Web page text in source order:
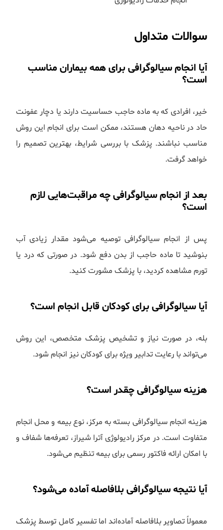
سوالات متداول
آیا انجام سیالوگرافی برای همه بیماران مناسب
است؟
خیر، افرادی که به ماده حاجب حساسیت دارند یا دچار عفونت
حاد در ناحیه دهان هستند، ممکن است برای انجام این روش
مناسب نباشند. پزشک با بررسی شرایط، بهترین تصمیم را
خواهد گرفت.
بعد از انجام سیالوگرافی چه مراقبت‌هایی لازم
است؟
پس از انجام سیالوگرافی توصیه می‌شود مقدار زیادی آب
بنوشید تا ماده حاجب از بدن دفع شود. در صورتی که درد یا
تورم مشاهده کردید، با پزشک مشورت کنید.
آیا سیالوگرافی برای کودکان قابل انجام است؟
بله، در صورت نیاز و تشخیص پزشک متخصص، این روش
می‌تواند با رعایت تدابیر ویژه برای کودکان نیز انجام شود.
هزینه سیالوگرافی چقدر است؟
هزینه انجام سیالوگرافی بسته به مرکز، نوع بیمه و محل انجام
متفاوت است. در مرکز رادیولوژی آترا شیراز، تعرفه‌ها شفاف و
با امکان ارائه فاکتور رسمی برای بیمه تنظیم می‌شود.
آیا نتیجه سیالوگرافی بلافاصله آماده می‌شود؟
معمولاً تصاویر بلافاصله آماده‌اند اما تفسیر کامل توسط پزشک